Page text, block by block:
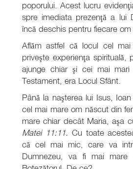
poporului. Acest lucru
spre imediata prezenţă a lui
încă deschis pentru fiecare om
Aflăm astfel că locul cel
priveşte experienţa spirituală,
ajunge chiar şi cei mai mari
Testament, era Locul Sfânt.
Până la naşterea lui Isus,
cel mai mare om născut din
mare chiar decât Maria, aşa
Matei 11:11. Cu toate
că cel mai mic, care va
Dumnezeu, va fi mai mare